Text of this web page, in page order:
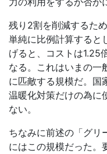
残り2割を削減するた
単純に比例計算すると
げると、コストは1.25
なる。これはいまの一
に匹敵する規模だ。国
温暖化対策だけの為に
ない。
ちなみに前述の「グリ
にはこの規模だった。